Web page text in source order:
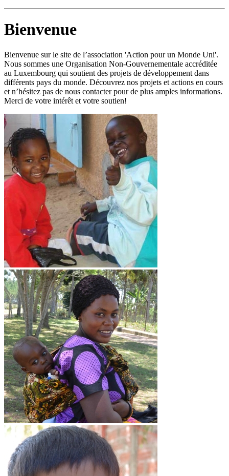
Bienvenue
Bienvenue sur le site de l’association 'Action pour un Monde Uni'.
Nous sommes une Organisation Non-Gouvernementale accréditée
au Luxembourg qui soutient des projets de développement dans
différents pays du monde. Découvrez nos projets et actions en cours
et n’hésitez pas de nous contacter pour de plus amples informations.
Merci de votre intérêt et votre soutien!